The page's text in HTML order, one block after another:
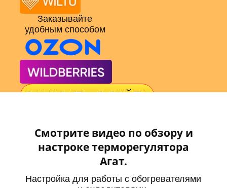
Заказывайте
удобным способом
ЗАКАЗАТЬ С САЙТА
Смотрите видео по обзору и
настроке терморегулятора
Агат.
Настройка для работы с обогревателями